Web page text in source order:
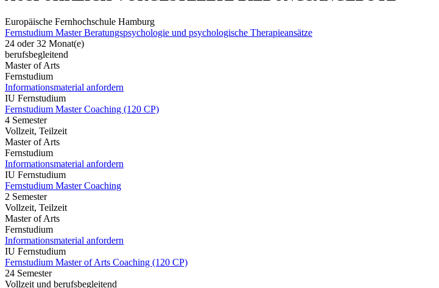
Europäische Fernhochschule Hamburg
Fernstudium Master Beratungspsychologie und psychologische Therapieansätze
24 oder 32 Monat(e)
berufsbegleitend
Master of Arts
Fernstudium
Informationsmaterial anfordern
IU Fernstudium
Fernstudium Master Coaching (120 CP)
4 Semester
Vollzeit, Teilzeit
Master of Arts
Fernstudium
Informationsmaterial anfordern
IU Fernstudium
Fernstudium Master Coaching
2 Semester
Vollzeit, Teilzeit
Master of Arts
Fernstudium
Informationsmaterial anfordern
IU Fernstudium
Fernstudium Master of Arts Coaching (120 CP)
24 Semester
Vollzeit und berufsbegleitend